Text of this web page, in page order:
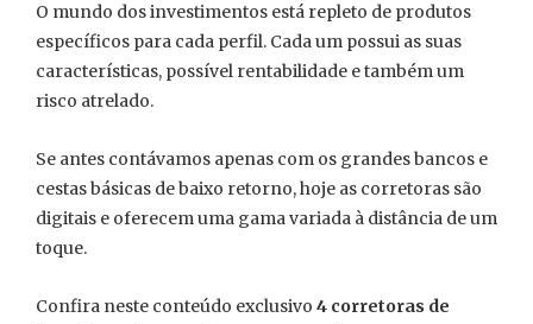
O mundo dos investimentos está repleto de produtos
específicos para cada perfil. Cada um possui as suas
características, possível rentabilidade e também um
risco atrelado.
Se antes contávamos apenas com os grandes bancos e
cestas básicas de baixo retorno, hoje as corretoras são
digitais e oferecem uma gama variada à distância de um
toque.
Confira neste conteúdo exclusivo 4 corretoras de